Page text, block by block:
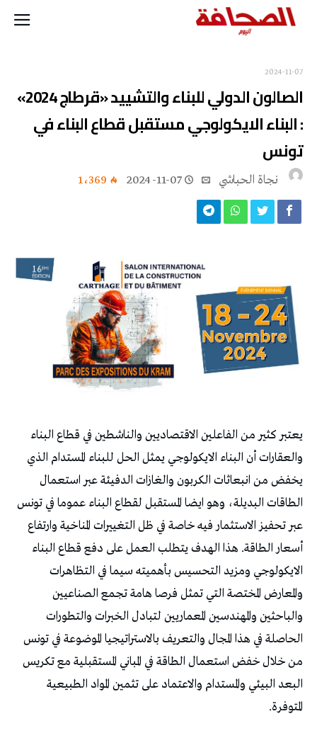
2024-11-07
الصالون الدولي للبناء والتشييد «قرطاج 2024»
: البناء الايكولوجي مستقبل قطاع البناء في
تونس
نجاة ‬الحباشي 2024-11-07 1٬369
يعتبر كثير من الفاعلين الاقتصاديين والناشطين في قطاع البناء
والعقارات أن البناء الايكولوجي يمثل الحل للبناء المستدام الذي
يخفض من انبعاثات الكربون والغازات الدفيئة عبر استعمال
الطاقات البديلة، وهو ايضا المستقبل لقطاع البناء عموما في تونس
عبر تحفيز الاستثمار فيه خاصة في ظل التغييرات المناخية وارتفاع
أسعار الطاقة. هذا الهدف يتطلب العمل على دفع قطاع البناء
الايكولوجي ومزيد التحسيس بأهميته سيما في التظاهرات
والمعارض المختصة التي تمثل فرصا هامة تجمع الصناعيين
والباحثين والمهندسين المعماريين لتبادل الخبرات والتطورات
الحاصلة في هذا المجال والتعريف بالاستراتيجيا الموضوعة في تونس
من خلال خفض استعمال الطاقة في المباني المستقبلية مع تكريس
البعد البيئي والمستدام والاعتماد على تثمين المواد الطبيعية
المتوفرة.